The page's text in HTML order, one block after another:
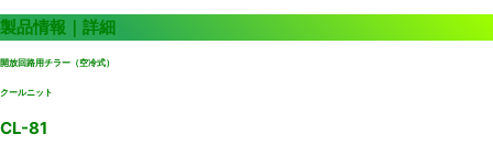
製品情報｜詳細
開放回路用チラー（空冷式）
クールニット
CL-81